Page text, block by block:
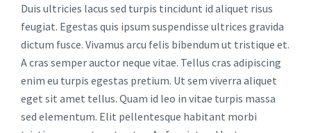
Duis ultricies lacus sed turpis tincidunt id aliquet risus
feugiat. Egestas quis ipsum suspendisse ultrices gravida
dictum fusce. Vivamus arcu felis bibendum ut tristique et.
A cras semper auctor neque vitae. Tellus cras adipiscing
enim eu turpis egestas pretium. Ut sem viverra aliquet
eget sit amet tellus. Quam id leo in vitae turpis massa
sed elementum. Elit pellentesque habitant morbi